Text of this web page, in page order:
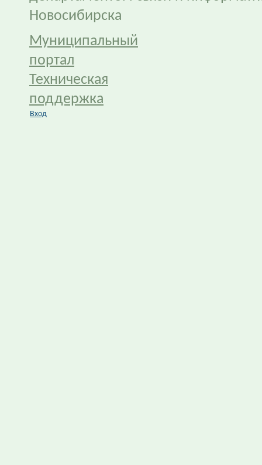
Новосибирска
Муниципальный
портал
Техническая
поддержка
Вход